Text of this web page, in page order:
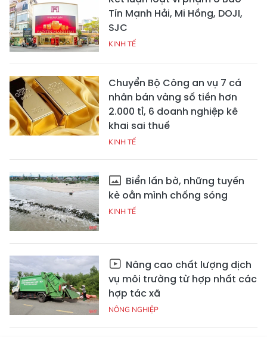
Tín Mạnh Hải, Mi Hồng, DOJI,
SJC
KINH TẾ
Chuyển Bộ Công an vụ 7 cá
nhân bán vàng số tiền hơn
2.000 tỉ, 6 doanh nghiệp kê
khai sai thuế
KINH TẾ
Biển lấn bờ, những tuyến
kè oằn mình chống sóng
KINH TẾ
Nâng cao chất lượng dịch
vụ môi trường từ hợp nhất các
hợp tác xã
NÔNG NGHIỆP